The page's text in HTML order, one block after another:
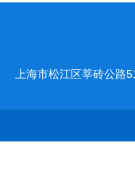
上海市松江区莘砖公路